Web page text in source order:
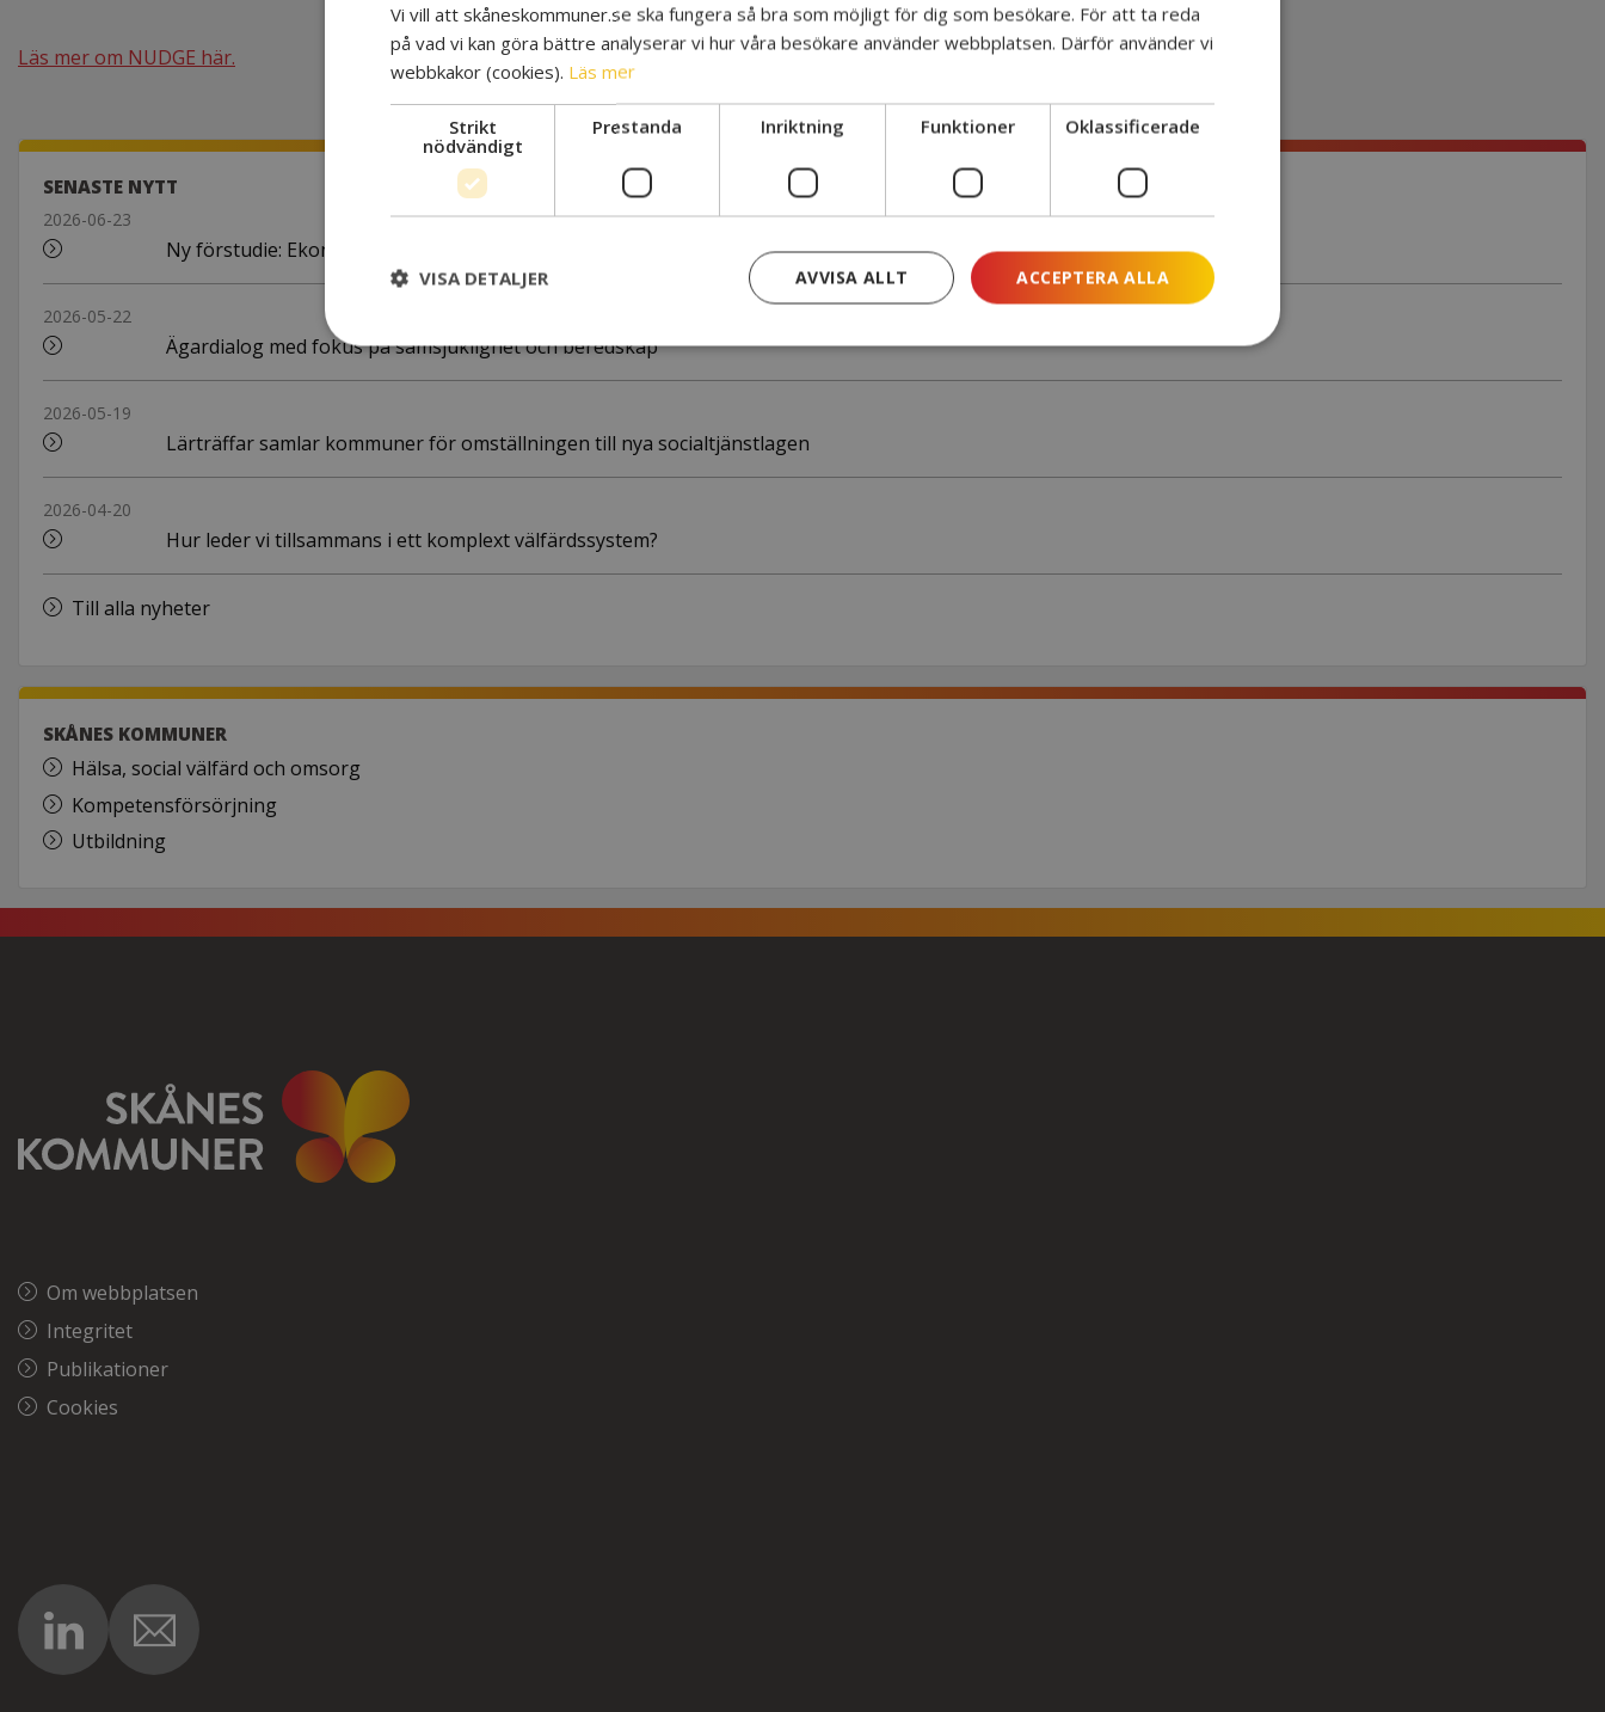
Läs mer om NUDGE här.
SENASTE NYTT
2026-06-23
Ny förstudie: Ekonomiskt bistånd en del av Yrkesresan?
2026-05-22
Ägardialog med fokus på samsjuklighet och beredskap
2026-05-19
Lärträffar samlar kommuner för omställningen till nya socialtjänstlagen
2026-04-20
Hur leder vi tillsammans i ett komplext välfärdssystem?
Till alla nyheter
SKÅNES KOMMUNER
Hälsa, social välfärd och omsorg
Kompetensförsörjning
Utbildning
Om webbplatsen
Integritet
Publikationer
Cookies
Vi vill att skåneskommuner.se ska fungera så bra som möjligt för dig som besökare. För att ta reda
på vad vi kan göra bättre analyserar vi hur våra besökare använder webbplatsen. Därför använder vi
webbkakor (cookies). Läs mer
Strikt
nödvändigt
Prestanda Inriktning Funktioner Oklassificerade
ACCEPTERA ALLA
AVVISA ALLT
VISA DETALJER